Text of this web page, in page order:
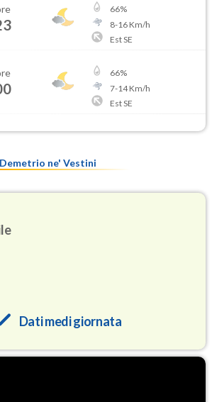
66%
8-16Km/h
Est SE
66%
7-14Km/h
Est SE
ne' Vestini
Dati medi giornata